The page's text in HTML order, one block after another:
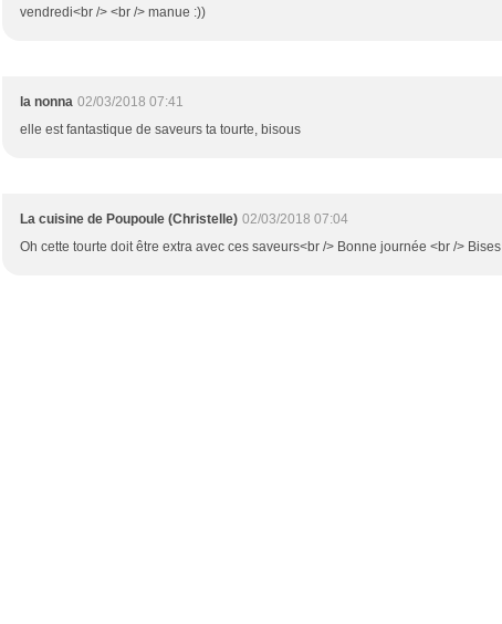
vendredi<br /> <br /> manue :))
la nonna 02/03/2018 07:41
elle est fantastique de saveurs ta tourte, bisous
La cuisine de Poupoule (Christelle) 02/03/2018 07:04
Oh cette tourte doit être extra avec ces saveurs<br /> Bonne journée <br /> Bises